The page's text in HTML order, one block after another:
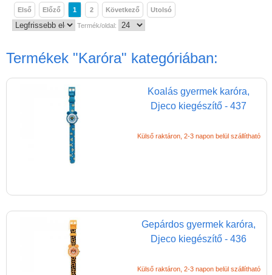
Első Előző 1 2 Következő Utolsó
Termék/oldal:
Termékek "Karóra" kategóriában:
Koalás gyermek karóra,
Djeco kiegészítő - 437
Külső raktáron, 2-3 napon belül szállítható
Gepárdos gyermek karóra,
Djeco kiegészítő - 436
Külső raktáron, 2-3 napon belül szállítható
Mozgásfejlesztő játékok
Okos partijátékok
Pasztell játékok
Papírszínház
Pixelhobby
Puzzle
Szerelés, barkácsolás, kerti
kalandozás
Szerepjáték
(baba,autó,konyha,épület,..)
Tanulást segítő játék